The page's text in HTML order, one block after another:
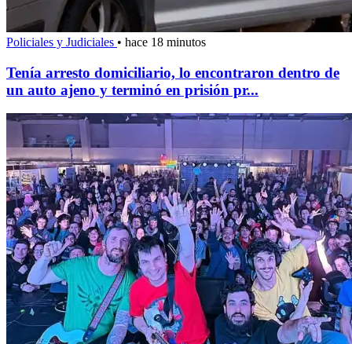
Policiales y Judiciales • hace 18 minutos
Tenía arresto domiciliario, lo encontraron dentro de
un auto ajeno y terminó en prisión pr...